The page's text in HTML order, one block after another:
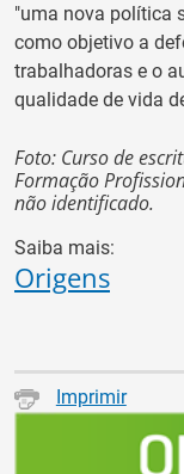
"uma nova política
como objetivo a
trabalhadoras e o
qualidade de vida
Foto: Curso de
Formação
não identificado.
Saiba mais:
Origens
Imprimir